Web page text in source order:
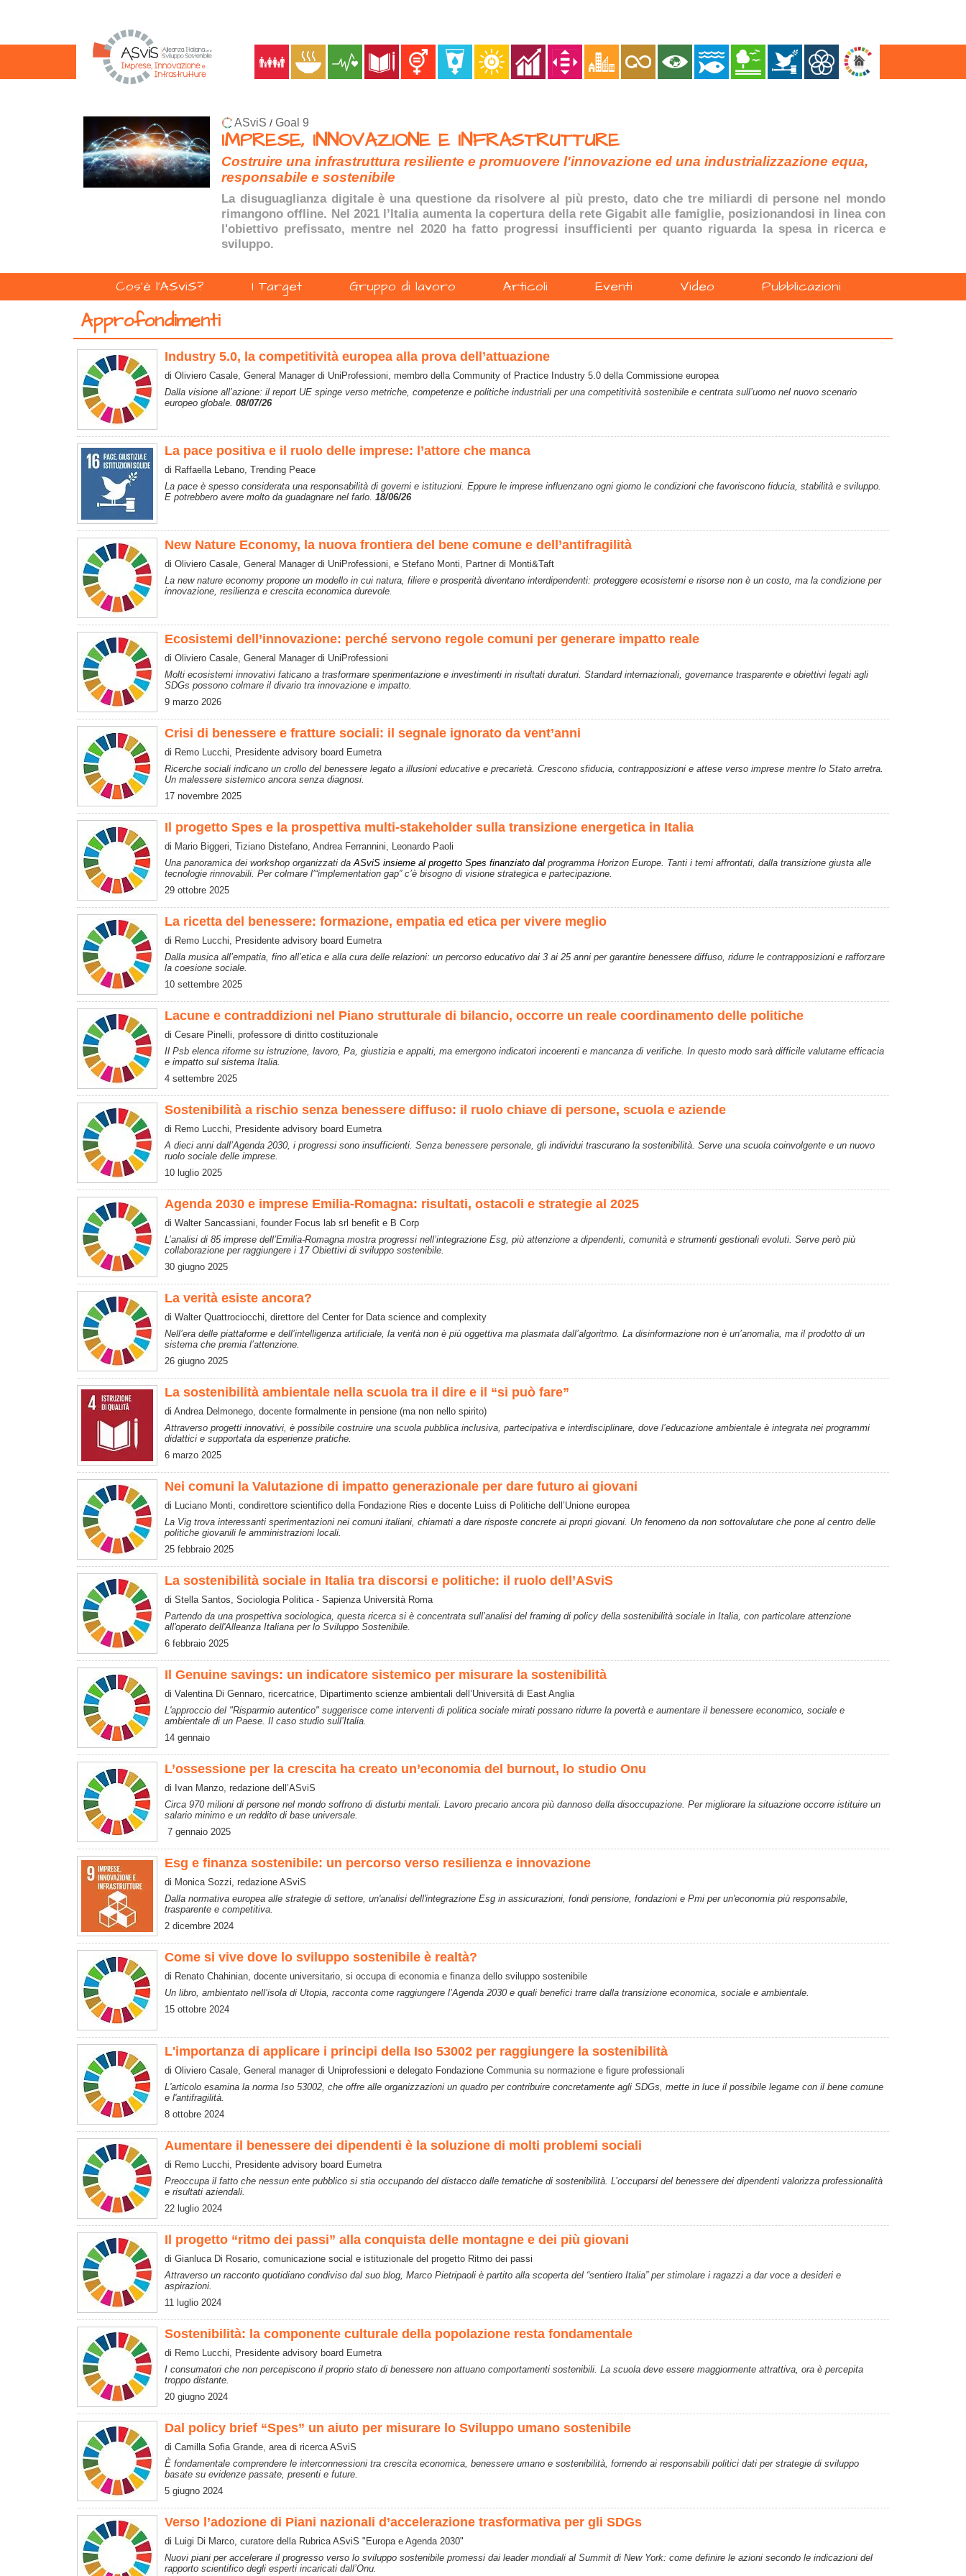
ASviS / Goal 9
IMPRESE, INNOVAZIONE E INFRASTRUTTURE
Costruire una infrastruttura resiliente e promuovere l'innovazione ed una industrializzazione equa,
responsabile e sostenibile
La disuguaglianza digitale è una questione da risolvere al più presto, dato che tre miliardi di persone nel mondo
rimangono offline. Nel 2021 l’Italia aumenta la copertura della rete Gigabit alle famiglie, posizionandosi in linea con
l'obiettivo prefissato, mentre nel 2020 ha fatto progressi insufficienti per quanto riguarda la spesa in ricerca e
sviluppo.
Cos'è l'ASviS? I Target Gruppo di lavoro Articoli Eventi Video Pubblicazioni
Approfondimenti
Industry 5.0, la competitività europea alla prova dell’attuazione
di Oliviero Casale, General Manager di UniProfessioni, membro della Community of Practice Industry 5.0 della Commissione europea
Dalla visione all’azione: il report UE spinge verso metriche, competenze e politiche industriali per una competitività sostenibile e centrata sull’uomo nel nuovo scenario
europeo globale. 08/07/26
La pace positiva e il ruolo delle imprese: l’attore che manca
di Raffaella Lebano, Trending Peace
La pace è spesso considerata una responsabilità di governi e istituzioni. Eppure le imprese influenzano ogni giorno le condizioni che favoriscono fiducia, stabilità e sviluppo.
E potrebbero avere molto da guadagnare nel farlo. 18/06/26
New Nature Economy, la nuova frontiera del bene comune e dell’antifragilità
di Oliviero Casale, General Manager di UniProfessioni, e Stefano Monti, Partner di Monti&Taft
La new nature economy propone un modello in cui natura, filiere e prosperità diventano interdipendenti: proteggere ecosistemi e risorse non è un costo, ma la condizione per
innovazione, resilienza e crescita economica durevole.
Ecosistemi dell’innovazione: perché servono regole comuni per generare impatto reale
di Oliviero Casale, General Manager di UniProfessioni
Molti ecosistemi innovativi faticano a trasformare sperimentazione e investimenti in risultati duraturi. Standard internazionali, governance trasparente e obiettivi legati agli
SDGs possono colmare il divario tra innovazione e impatto.
9 marzo 2026
Crisi di benessere e fratture sociali: il segnale ignorato da vent’anni
di Remo Lucchi, Presidente advisory board Eumetra
Ricerche sociali indicano un crollo del benessere legato a illusioni educative e precarietà. Crescono sfiducia, contrapposizioni e attese verso imprese mentre lo Stato arretra.
Un malessere sistemico ancora senza diagnosi.
17 novembre 2025
Il progetto Spes e la prospettiva multi-stakeholder sulla transizione energetica in Italia
di Mario Biggeri, Tiziano Distefano, Andrea Ferrannini, Leonardo Paoli
Una panoramica dei workshop organizzati daASviS insieme al progetto Spes finanziato dal programma Horizon Europe. Tanti i temi affrontati, dalla transizione giusta alle
tecnologie rinnovabili. Per colmare l’“implementation gap” c’è bisogno di visione strategica e partecipazione.
29 ottobre 2025
La ricetta del benessere: formazione, empatia ed etica per vivere meglio
di Remo Lucchi, Presidente advisory board Eumetra
Dalla musica all’empatia, fino all’etica e alla cura delle relazioni: un percorso educativo dai 3 ai 25 anni per garantire benessere diffuso, ridurre le contrapposizioni e rafforzare
la coesione sociale.
10 settembre 2025
Lacune e contraddizioni nel Piano strutturale di bilancio, occorre un reale coordinamento delle politiche
di Cesare Pinelli, professore di diritto costituzionale
Il Psb elenca riforme su istruzione, lavoro, Pa, giustizia e appalti, ma emergono indicatori incoerenti e mancanza di verifiche. In questo modo sarà difficile valutarne efficacia
e impatto sul sistema Italia.
4 settembre 2025
Sostenibilità a rischio senza benessere diffuso: il ruolo chiave di persone, scuola e aziende
di Remo Lucchi, Presidente advisory board Eumetra
A dieci anni dall’Agenda 2030, i progressi sono insufficienti. Senza benessere personale, gli individui trascurano la sostenibilità. Serve una scuola coinvolgente e un nuovo
ruolo sociale delle imprese.
10 luglio 2025
Agenda 2030 e imprese Emilia-Romagna: risultati, ostacoli e strategie al 2025
di Walter Sancassiani, founder Focus lab srl benefit e B Corp
L’analisi di 85 imprese dell’Emilia-Romagna mostra progressi nell’integrazione Esg, più attenzione a dipendenti, comunità e strumenti gestionali evoluti. Serve però più
collaborazione per raggiungere i 17 Obiettivi di sviluppo sostenibile.
30 giugno 2025
La verità esiste ancora?
di Walter Quattrociocchi, direttore del Center for Data science and complexity
Nell’era delle piattaforme e dell’intelligenza artificiale, la verità non è più oggettiva ma plasmata dall’algoritmo. La disinformazione non è un’anomalia, ma il prodotto di un
sistema che premia l’attenzione.
26 giugno 2025
La sostenibilità ambientale nella scuola tra il dire e il “si può fare”
di Andrea Delmonego, docente formalmente in pensione (ma non nello spirito)
Attraverso progetti innovativi, è possibile costruire una scuola pubblica inclusiva, partecipativa e interdisciplinare, dove l’educazione ambientale è integrata nei programmi
didattici e supportata da esperienze pratiche.
6 marzo 2025
Nei comuni la Valutazione di impatto generazionale per dare futuro ai giovani
di Luciano Monti, condirettore scientifico della Fondazione Ries e docente Luiss di Politiche dell’Unione europea
La Vig trova interessanti sperimentazioni nei comuni italiani, chiamati a dare risposte concrete ai propri giovani. Un fenomeno da non sottovalutare che pone al centro delle
politiche giovanili le amministrazioni locali.
25 febbraio 2025
La sostenibilità sociale in Italia tra discorsi e politiche: il ruolo dell’ASviS
di Stella Santos, Sociologia Politica - Sapienza Università Roma
Partendo da una prospettiva sociologica, questa ricerca si è concentrata sull’analisi del framing di policy della sostenibilità sociale in Italia, con particolare attenzione
all'operato dell'Alleanza Italiana per lo Sviluppo Sostenibile.
6 febbraio 2025
Il Genuine savings: un indicatore sistemico per misurare la sostenibilità
di Valentina Di Gennaro, ricercatrice, Dipartimento scienze ambientali dell’Università di East Anglia
L'approccio del "Risparmio autentico" suggerisce come interventi di politica sociale mirati possano ridurre la povertà e aumentare il benessere economico, sociale e
ambientale di un Paese. Il caso studio sull’Italia.
14 gennaio
L’ossessione per la crescita ha creato un’economia del burnout, lo studio Onu
di Ivan Manzo, redazione dell’ASviS
Circa 970 milioni di persone nel mondo soffrono di disturbi mentali. Lavoro precario ancora più dannoso della disoccupazione. Per migliorare la situazione occorre istituire un
salario minimo e un reddito di base universale.
7 gennaio 2025
Esg e finanza sostenibile: un percorso verso resilienza e innovazione
di Monica Sozzi, redazione ASviS
Dalla normativa europea alle strategie di settore, un'analisi dell'integrazione Esg in assicurazioni, fondi pensione, fondazioni e Pmi per un'economia più responsabile,
trasparente e competitiva.
2 dicembre 2024
Come si vive dove lo sviluppo sostenibile è realtà?
di Renato Chahinian, docente universitario, si occupa di economia e finanza dello sviluppo sostenibile
Un libro, ambientato nell’isola di Utopia, racconta come raggiungere l’Agenda 2030 e quali benefici trarre dalla transizione economica, sociale e ambientale.
15 ottobre 2024
L'importanza di applicare i principi della Iso 53002 per raggiungere la sostenibilità
di Oliviero Casale, General manager di Uniprofessioni e delegato Fondazione Communia su normazione e figure professionali
L'articolo esamina la norma Iso 53002, che offre alle organizzazioni un quadro per contribuire concretamente agli SDGs, mette in luce il possibile legame con il bene comune
e l'antifragilità.
8 ottobre 2024
Aumentare il benessere dei dipendenti è la soluzione di molti problemi sociali
di Remo Lucchi, Presidente advisory board Eumetra
Preoccupa il fatto che nessun ente pubblico si stia occupando del distacco dalle tematiche di sostenibilità. L’occuparsi del benessere dei dipendenti valorizza professionalità
e risultati aziendali.
22 luglio 2024
Il progetto “ritmo dei passi” alla conquista delle montagne e dei più giovani
di Gianluca Di Rosario, comunicazione social e istituzionale del progetto Ritmo dei passi
Attraverso un racconto quotidiano condiviso dal suo blog, Marco Pietripaoli è partito alla scoperta del “sentiero Italia” per stimolare i ragazzi a dar voce a desideri e
aspirazioni.
11 luglio 2024
Sostenibilità: la componente culturale della popolazione resta fondamentale
di Remo Lucchi, Presidente advisory board Eumetra
I consumatori che non percepiscono il proprio stato di benessere non attuano comportamenti sostenibili. La scuola deve essere maggiormente attrattiva, ora è percepita
troppo distante.
20 giugno 2024
Dal policy brief “Spes” un aiuto per misurare lo Sviluppo umano sostenibile
di Camilla Sofia Grande, area di ricerca ASviS
È fondamentale comprendere le interconnessioni tra crescita economica, benessere umano e sostenibilità, fornendo ai responsabili politici dati per strategie di sviluppo
basate su evidenze passate, presenti e future.
5 giugno 2024
Verso l’adozione di Piani nazionali d’accelerazione trasformativa per gli SDGs
di Luigi Di Marco, curatore della Rubrica ASviS "Europa e Agenda 2030"
Nuovi piani per accelerare il progresso verso lo sviluppo sostenibile promessi dai leader mondiali al Summit di New York: come definire le azioni secondo le indicazioni del
rapporto scientifico degli esperti incaricati dall’Onu.